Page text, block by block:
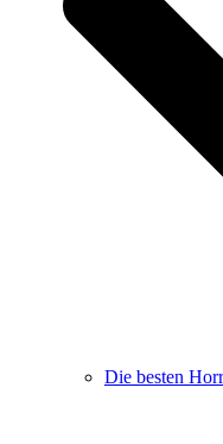
Die besten